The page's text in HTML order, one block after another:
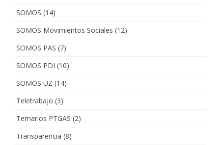
SOMOS (14)
SOMOS Movimientos Sociales (12)
SOMOS PAS (7)
SOMOS PDI (10)
SOMOS UZ (14)
Teletrabajo (3)
Temarios PTGAS (2)
Transparencia (8)